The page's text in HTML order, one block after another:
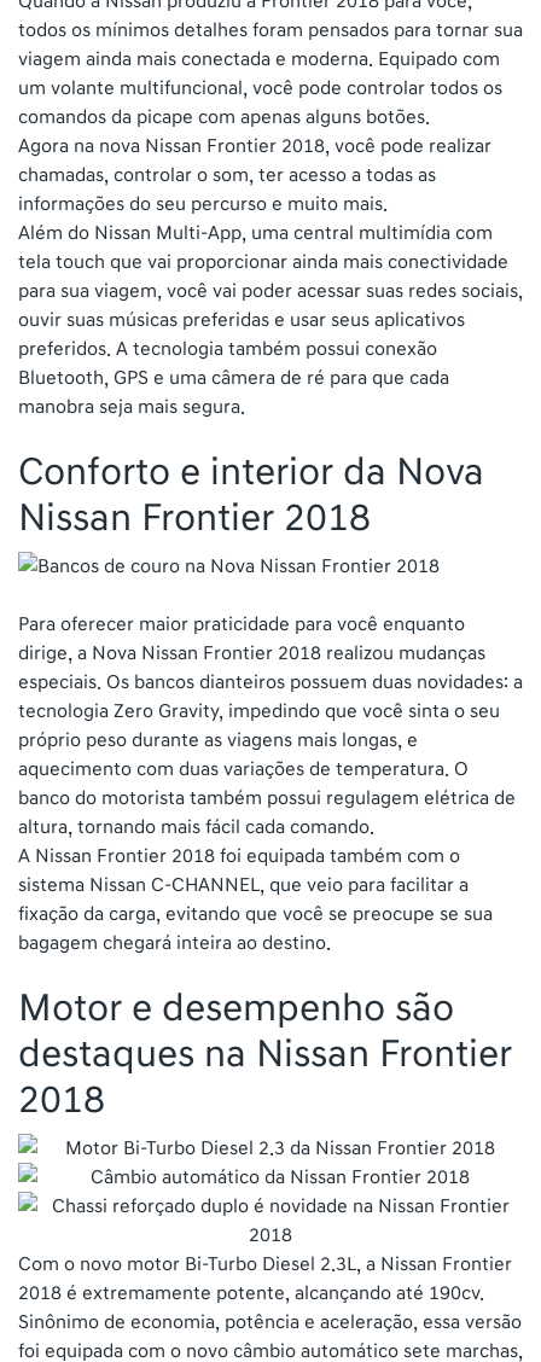
todos os mínimos detalhes foram pensados para tornar sua
viagem ainda mais conectada e moderna. Equipado com
um volante multifuncional, você pode controlar todos os
comandos da picape com apenas alguns botões.
Agora na nova Nissan Frontier 2018, você pode realizar
chamadas, controlar o som, ter acesso a todas as
informações do seu percurso e muito mais.
Além do Nissan Multi-App, uma central multimídia com
tela touch que vai proporcionar ainda mais conectividade
para sua viagem, você vai poder acessar suas redes sociais,
ouvir suas músicas preferidas e usar seus aplicativos
preferidos. A tecnologia também possui conexão
Bluetooth, GPS e uma câmera de ré para que cada
manobra seja mais segura.
Conforto e interior da Nova
Nissan Frontier 2018
Para oferecer maior praticidade para você enquanto
dirige, a Nova Nissan Frontier 2018 realizou mudanças
especiais. Os bancos dianteiros possuem duas novidades: a
tecnologia Zero Gravity, impedindo que você sinta o seu
próprio peso durante as viagens mais longas, e
aquecimento com duas variações de temperatura. O
banco do motorista também possui regulagem elétrica de
altura, tornando mais fácil cada comando.
A Nissan Frontier 2018 foi equipada também com o
sistema Nissan C-CHANNEL, que veio para facilitar a
fixação da carga, evitando que você se preocupe se sua
bagagem chegará inteira ao destino.
Motor e desempenho são
destaques na Nissan Frontier
2018
Com o novo motor Bi-Turbo Diesel 2.3L, a Nissan Frontier
2018 é extremamente potente, alcançando até 190cv.
Sinônimo de economia, potência e aceleração, essa versão
foi equipada com o novo câmbio automático sete marchas,